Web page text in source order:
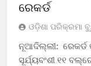
ରେକର୍ଡ
ଓଡ଼ିଶା ପରିକ୍ରମା
ନୂଆଦିଲ୍ଲୀ: ରେକର୍ଡ
ସୂର୍ଯ୍ୟବଂଶୀ ୧୧